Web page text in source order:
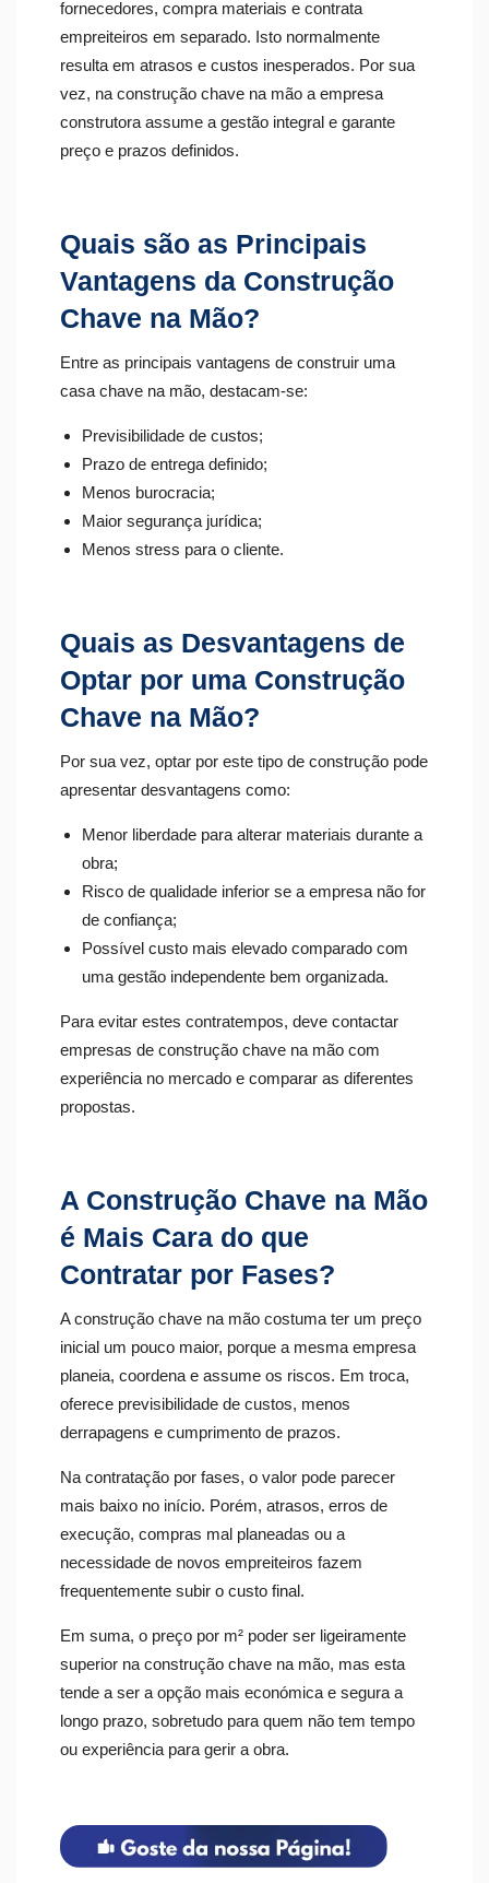
fornecedores, compra materiais e contrata
empreiteiros em separado. Isto normalmente
resulta em atrasos e custos inesperados. Por sua
vez, na construção chave na mão a empresa
construtora assume a gestão integral e garante
preço e prazos definidos.
Quais são as Principais
Vantagens da Construção
Chave na Mão?
Entre as principais vantagens de construir uma
casa chave na mão, destacam-se:
Previsibilidade de custos;
Prazo de entrega definido;
Menos burocracia;
Maior segurança jurídica;
Menos stress para o cliente.
Quais as Desvantagens de
Optar por uma Construção
Chave na Mão?
Por sua vez, optar por este tipo de construção pode
apresentar desvantagens como:
Menor liberdade para alterar materiais durante a
obra;
Risco de qualidade inferior se a empresa não for
de confiança;
Possível custo mais elevado comparado com
uma gestão independente bem organizada.
Para evitar estes contratempos, deve contactar
empresas de construção chave na mão com
experiência no mercado e comparar as diferentes
propostas.
A Construção Chave na Mão
é Mais Cara do que
Contratar por Fases?
A construção chave na mão costuma ter um preço
inicial um pouco maior, porque a mesma empresa
planeia, coordena e assume os riscos. Em troca,
oferece previsibilidade de custos, menos
derrapagens e cumprimento de prazos.
Na contratação por fases, o valor pode parecer
mais baixo no início. Porém, atrasos, erros de
execução, compras mal planeadas ou a
necessidade de novos empreiteiros fazem
frequentemente subir o custo final.
Em suma, o preço por m² poder ser ligeiramente
superior na construção chave na mão, mas esta
tende a ser a opção mais económica e segura a
longo prazo, sobretudo para quem não tem tempo
ou experiência para gerir a obra.